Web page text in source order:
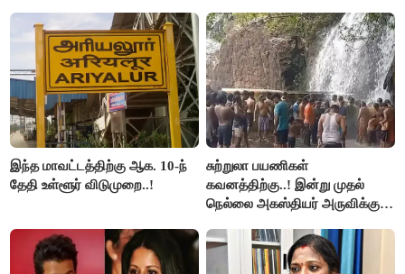
இந்த மாவட்டத்திற்கு ஆக. 10-ந்
தேதி உள்ளூர் விடுமுறை..!
சுற்றுலா பயணிகள்
கவனத்திற்கு..! இன்று முதல்
நெல்லை அகஸ்தியர் அருவிக்கு